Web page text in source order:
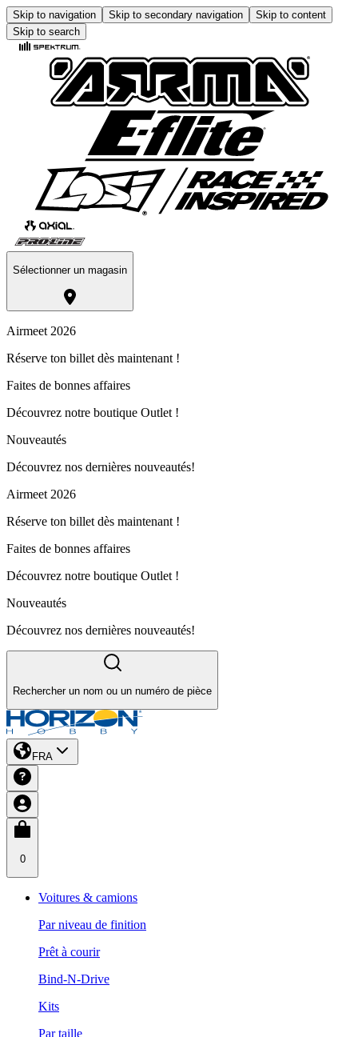
Skip to navigation Skip to secondary navigation
Skip to content
Skip to search
Sélectionner un magasin
Airmeet 2026
Réserve ton billet dès maintenant !
Faites de bonnes affaires
Découvrez notre boutique Outlet !
Nouveautés
Découvrez nos dernières nouveautés!
Airmeet 2026
Réserve ton billet dès maintenant !
Faites de bonnes affaires
Découvrez notre boutique Outlet !
Nouveautés
Découvrez nos dernières nouveautés!
Rechercher un nom ou un numéro de pièce
FRA
0
Voitures & camions
Par niveau de finition
Prêt à courir
Bind-N-Drive
Kits
Par taille